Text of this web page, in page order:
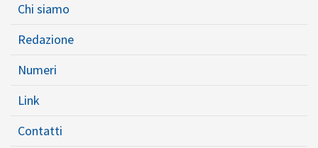
Chi siamo
Redazione
Numeri
Link
Contatti